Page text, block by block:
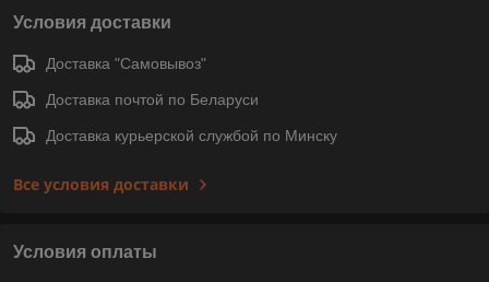
Условия доставки
Доставка "Самовывоз"
Доставка почтой по Беларуси
Доставка курьерской службой по Минску
Все условия доставки
Условия оплаты